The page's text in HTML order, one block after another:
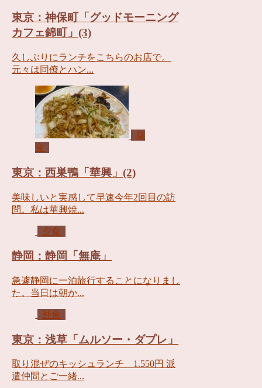
東京：神保町「グッドモーニング
カフェ錦町」(3)
久しぶりにランチをこちらのお店で。
元々は同僚とハン...
昼
食
東京：西巣鴨「華興」(2)
美味しいと実感して早速今年2回目の訪
問。私は華興焼...
夕食
静岡：静岡「無庵」
急遽静岡に一泊旅行することになりまし
た。当日は朝か...
外食
東京：浅草「ムルソー・ダプレ」
取り混ぜのキッシュランチ 1.550円 派
遣仲間とご一緒...